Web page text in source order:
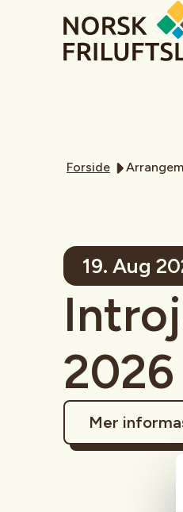
Forside
19. Aug
Mer